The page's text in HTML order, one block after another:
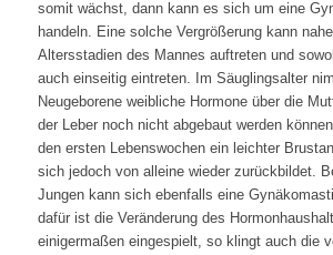
somit wächst, dann kann es sich um eine
handeln. Eine solche Vergrößerung kann
Altersstadien des Mannes auftreten und
auch einseitig eintreten. Im Säuglingsalter
Neugeborene weibliche Hormone über die
der Leber noch nicht abgebaut werden
den ersten Lebenswochen ein leichter
sich jedoch von alleine wieder zurückbildet.
Jungen kann sich ebenfalls eine
dafür ist die Veränderung des
einigermaßen eingespielt, so klingt auch die